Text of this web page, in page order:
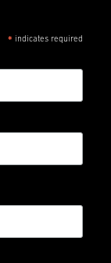
* indicates required